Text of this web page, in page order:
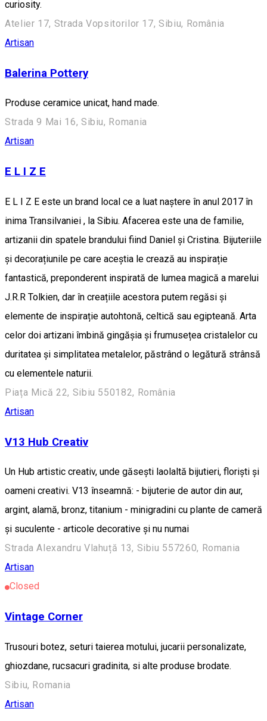
curiosity.
Atelier 17, Strada Vopsitorilor 17, Sibiu, România
Artisan
Balerina Pottery
Produse ceramice unicat, hand made.
Strada 9 Mai 16, Sibiu, Romania
Artisan
E L I Z E
E L I Z E este un brand local ce a luat naștere în anul 2017 în
inima Transilvaniei , la Sibiu. Afacerea este una de familie,
artizanii din spatele brandului fiind Daniel și Cristina. Bijuteriile
și decorațiunile pe care aceștia le crează au inspirație
fantastică, preponderent inspirată de lumea magică a marelui
J.R.R Tolkien, dar în creațiile acestora putem regăsi și
elemente de inspirație autohtonă, celtică sau egipteană. Arta
celor doi artizani îmbină gingășia și frumusețea cristalelor cu
duritatea și simplitatea metalelor, păstrând o legătură strânsă
cu elementele naturii.
Piața Mică 22, Sibiu 550182, România
Artisan
V13 Hub Creativ
Un Hub artistic creativ, unde găsești laolaltă bijutieri, floriști și
oameni creativi. V13 înseamnă: - bijuterie de autor din aur,
argint, alamă, bronz, titanium - minigradini cu plante de cameră
și suculente - articole decorative și nu numai
Strada Alexandru Vlahuță 13, Sibiu 557260, Romania
Artisan
Closed
Vintage Corner
Trusouri botez, seturi taierea motului, jucarii personalizate,
ghiozdane, rucsacuri gradinita, si alte produse brodate.
Sibiu, Romania
Artisan